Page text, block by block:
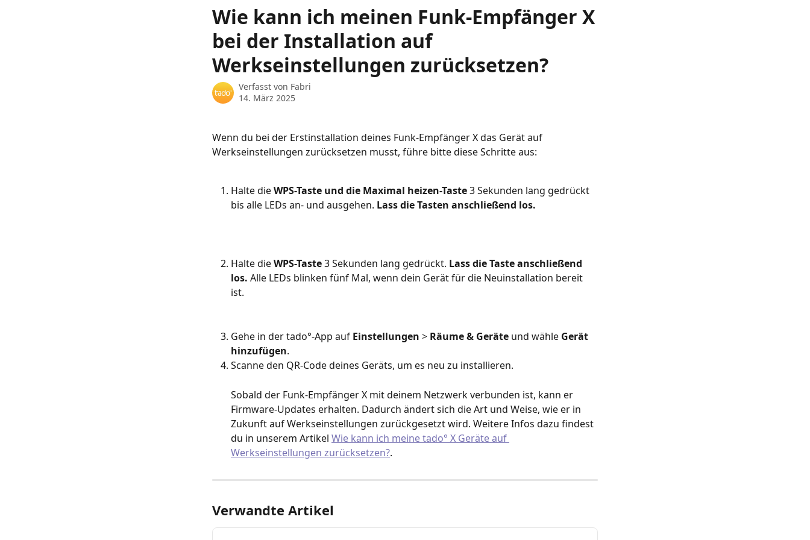
Wie kann ich meinen Funk-Empfänger X
bei der Installation auf
Werkseinstellungen zurücksetzen?
Verfasst von Fabri
14. März 2025
Wenn du bei der Erstinstallation deines Funk-Empfänger X das Gerät auf
Werkseinstellungen zurücksetzen musst, führe bitte diese Schritte aus:
Halte die WPS-Taste und die Maximal heizen-Taste 3 Sekunden lang gedrückt
bis alle LEDs an- und ausgehen. Lass die Tasten anschließend los.
Halte die WPS-Taste 3 Sekunden lang gedrückt. Lass die Taste anschließend
los. Alle LEDs blinken fünf Mal, wenn dein Gerät für die Neuinstallation bereit
ist.
Gehe in der tado°-App auf Einstellungen > Räume & Geräte und wähle Gerät
hinzufügen.
Scanne den QR-Code deines Geräts, um es neu zu installieren.
Sobald der Funk-Empfänger X mit deinem Netzwerk verbunden ist, kann er
Firmware-Updates erhalten. Dadurch ändert sich die Art und Weise, wie er in
Zukunft auf Werkseinstellungen zurückgesetzt wird. Weitere Infos dazu findest
du in unserem Artikel Wie kann ich meine tado° X Geräte auf
Werkseinstellungen zurücksetzen?.
Verwandte Artikel